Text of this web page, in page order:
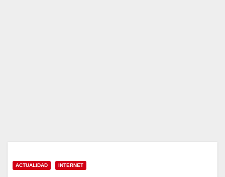
ACTUALIDAD INTERNET